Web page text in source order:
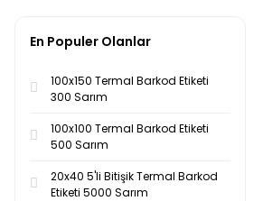
107-Lila (3)
108-Kırmızı (3)
109-Koyu Mavi (3)
110-Hardal (3)
En Populer Olanlar
100x150 Termal Barkod Etiketi
300 Sarım
100x100 Termal Barkod Etiketi
500 Sarım
20x40 5'li Bitişik Termal Barkod
Etiketi 5000 Sarım